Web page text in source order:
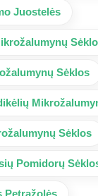
Juostelės
Sėklos
Sėklos
Pomidorų
Petražolės